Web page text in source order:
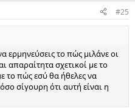
#25
ερμηνεύσεις το πώς μιλάνε οι
απαραίτητα σχετικοί με το
το πώς εσύ θα ήθελες να
σίγουρη ότι αυτή είναι η